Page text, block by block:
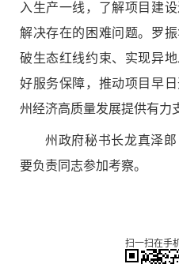
入生产一线，了解项目建
解决存在的困难问题。罗
破生态红线约束、实现异
好服务保障，推动项目早
州经济高质量发展提供有力
州政府秘书长龙真泽
要负责同志参加考察。
扫一扫在手